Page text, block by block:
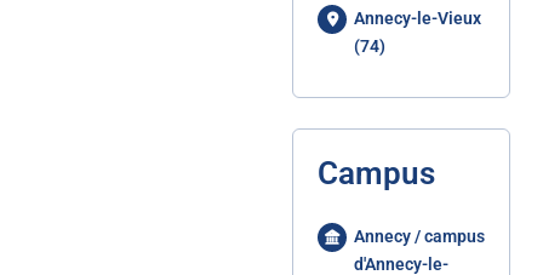
Annecy-le-Vieux
(74)
Campus
Annecy / campus
d'Annecy-le-